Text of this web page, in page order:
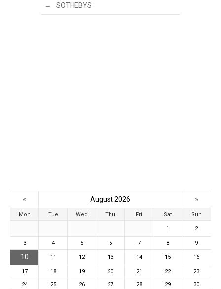
SOTHEBYS
« August 2026 »
Mon Tue Wed Thu Fri Sat Sun
1 2
3 4 5 6 7 8 9
10 11 12 13 14 15 16
17 18 19 20 21 22
23
24
25 26 27 28 29 30